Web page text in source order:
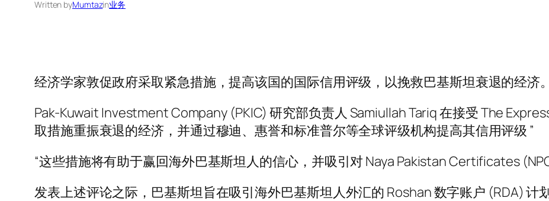
Written byMumtazin业务
经济学家敦促政府采取紧急措施，提高该国的国际信用评级，以挽救巴基斯坦衰退的经济。
Pak-Kuwait Investment Company (PKIC) 研究部负责人 Samiullah Tariq 在接受 The
取措施重振衰退的经济，并通过穆迪、惠誉和标准普尔等全球评级机构提高其信用评级 ”
“这些措施将有助于赢回海外巴基斯坦人的信心，并吸引对 Naya Pakistan Certificates
发表上述评论之际，巴基斯坦旨在吸引海外巴基斯坦人外汇的 Roshan 数字账户 (RDA) 计